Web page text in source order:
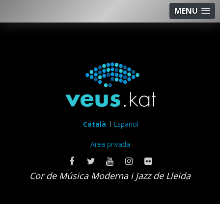
MENU
Català Español
Area privada
Cor de Música Moderna i Jazz de Lleida